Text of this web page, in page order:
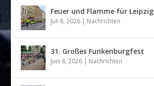
Feuer und Flamme für Leipzig
Juli 8, 2026 | Nachrichten
31. Großes Funkenburgfest
Juni 8, 2026 | Nachrichten